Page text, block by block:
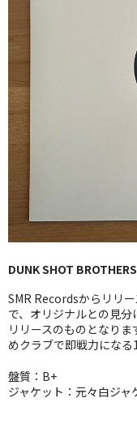
BLUE NOTE
JAZZ-EU
JAZZ-JP
JAZZ-VOCAL
J-POP
DUNK SHOT
SMR Recordsからリリ
で、オリジナルとの見
リリースのものとなり
めクラブで即戦力になる
盤質：B+
ジャケット：元々白ジャ